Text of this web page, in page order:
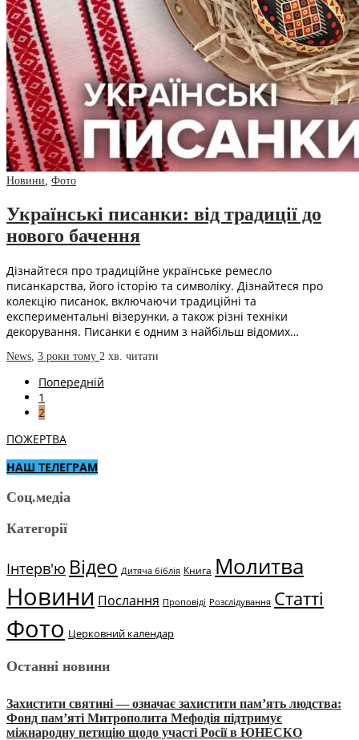
Новини Фото
Українські писанки: від традиції до
нового бачення
Дізнайтеся про традиційне українське ремесло
писанкарства, його історію та символіку. Дізнайтеся про
колекцію писанок, включаючи традиційні та
експериментальні візерунки, а також різні техніки
декорування. Писанки є одним з найбільш відомих…
News 3 роки тому 2 хв. читати
Попередній
1
2
ПОЖЕРТВА
НАШ ТЕЛЕГРАМ
Соц.медіа
Категорії
Інтерв'ю Відео Дитяча біблія Книга Молитва
Новини Послання Проповіді Розслідування Статті
Фото Церковний календар
Останні новини
Захистити святині — означає захистити пам’ять людства:
Фонд пам’яті Митрополита Мефодія підтримує
міжнародну петицію щодо участі Росії в ЮНЕСКО